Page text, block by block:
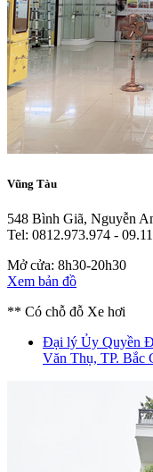
Vũng Tàu
548 Bình Giã, Nguyễn
Tel: 0812.973.974 -
Mở cửa: 8h30-20h30
Xem bản đồ
** Có chỗ đỗ Xe hơi
Đại lý Ủy Quyền
Văn Thụ, TP. Bắc